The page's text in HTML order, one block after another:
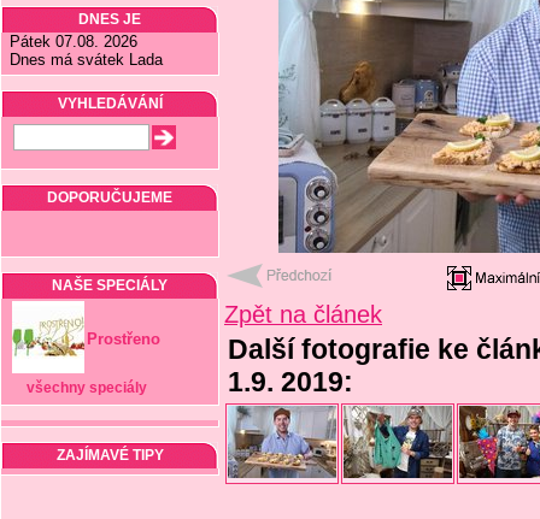
DNES JE
Pátek 07.08. 2026
Dnes má svátek Lada
VYHLEDÁVÁNÍ
DOPORUČUJEME
NAŠE SPECIÁLY
Prostřeno
všechny speciály
ZAJÍMAVÉ TIPY
Zpět na článek
Další fotografie ke
1.9. 2019: